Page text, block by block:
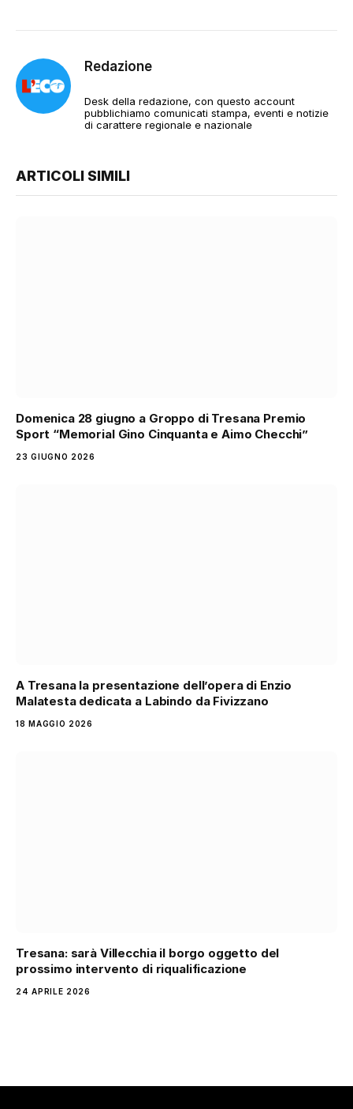
Redazione
Desk della redazione, con questo account
pubblichiamo comunicati stampa, eventi e notizie
di carattere regionale e nazionale
ARTICOLI SIMILI
Domenica 28 giugno a Groppo di Tresana Premio
Sport “Memorial Gino Cinquanta e Aimo Checchi”
23 GIUGNO 2026
A Tresana la presentazione dell’opera di Enzio
Malatesta dedicata a Labindo da Fivizzano
18 MAGGIO 2026
Tresana: sarà Villecchia il borgo oggetto del
prossimo intervento di riqualificazione
24 APRILE 2026